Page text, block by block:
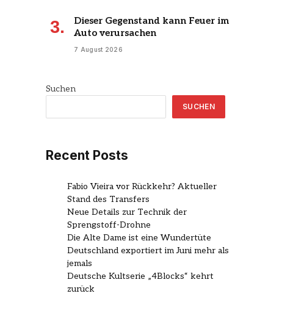
Dieser Gegenstand kann Feuer im
Auto verursachen
7 August 2026
Suchen
SUCHEN
Recent Posts
Fabio Vieira vor Rückkehr? Aktueller
Stand des Transfers
Neue Details zur Technik der
Sprengstoff-Drohne
Die Alte Dame ist eine Wundertüte
Deutschland exportiert im Juni mehr als
jemals
Deutsche Kultserie „4Blocks“ kehrt
zurück